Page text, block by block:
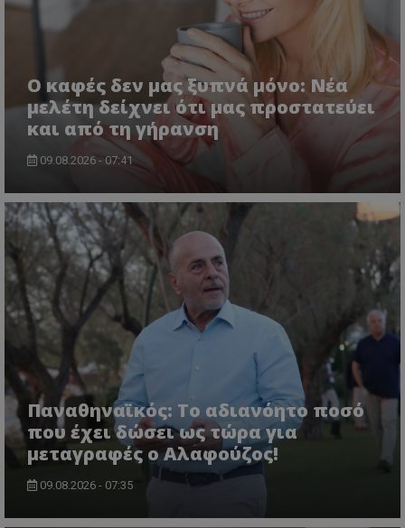
Ο καφές δεν μας ξυπνά μόνο: Νέα
μελέτη δείχνει ότι μας προστατεύει
και από τη γήρανση
09.08.2026 - 07:41
Παναθηναϊκός: Το αδιανόητο ποσό
που έχει δώσει ως τώρα για
μεταγραφές ο Αλαφούζος!
09.08.2026 - 07:35